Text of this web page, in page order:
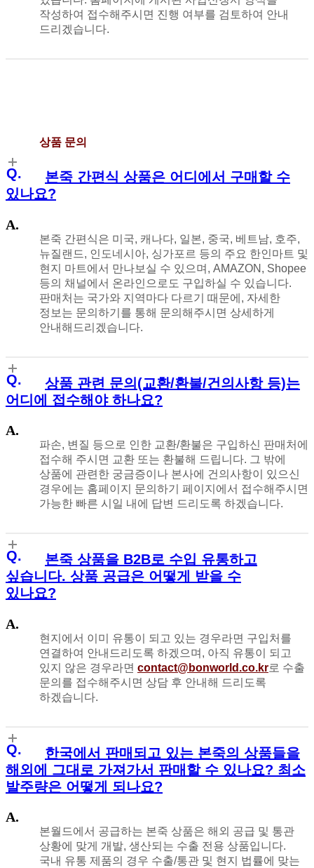
작성하여 접수해주시면 진행 여부를 검토하여 안내
드리겠습니다.
상품 문의
본죽 간편식 상품은 어디에서 구매할 수
있나요?
본죽 간편식은 미국, 캐나다, 일본, 중국, 베트남, 호주,
뉴질랜드, 인도네시아, 싱가포르 등의 주요 한인마트 및
현지 마트에서 만나보실 수 있으며, AMAZON, Shopee
등의 채널에서 온라인으로도 구입하실 수 있습니다.
판매처는 국가와 지역마다 다르기 때문에, 자세한
정보는 문의하기를 통해 문의해주시면 상세하게
안내해드리겠습니다.
상품 관련 문의(교환/환불/건의사항 등)는
어디에 접수해야 하나요?
파손, 변질 등으로 인한 교환/환불은 구입하신 판매처에
접수해 주시면 교환 또는 환불해 드립니다. 그 밖에
상품에 관련한 궁금증이나 본사에 건의사항이 있으신
경우에는 홈페이지 문의하기 페이지에서 접수해주시면
가능한 빠른 시일 내에 답변 드리도록 하겠습니다.
본죽 상품을 B2B로 수입 유통하고
싶습니다. 상품 공급은 어떻게 받을 수
있나요?
현지에서 이미 유통이 되고 있는 경우라면 구입처를
연결하여 안내드리도록 하겠으며, 아직 유통이 되고
있지 않은 경우라면 contact@bonworld.co.kr로 수출
문의를 접수해주시면 상담 후 안내해 드리도록
하겠습니다.
한국에서 판매되고 있는 본죽의 상품들을
해외에 그대로 가져가서 판매할 수 있나요? 최소
발주량은 어떻게 되나요?
본월드에서 공급하는 본죽 상품은 해외 공급 및 통관
상황에 맞게 개발, 생산되는 수출 전용 상품입니다.
국내 유통 제품의 경우 수출/통관 및 현지 법률에 맞는